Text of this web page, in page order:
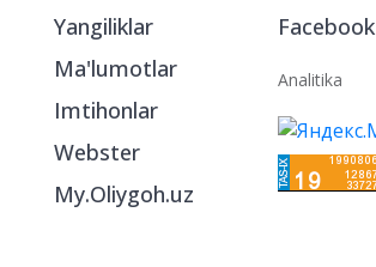
Yangiliklar
Ma'lumotlar
Imtihonlar
Webster
My.Oliygoh.uz
Facebook
Analitika